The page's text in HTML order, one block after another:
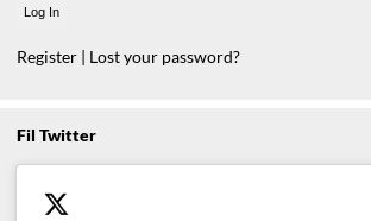
Register | Lost your password?
Fil Twitter